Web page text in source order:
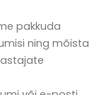
pakkuda
ning mõista